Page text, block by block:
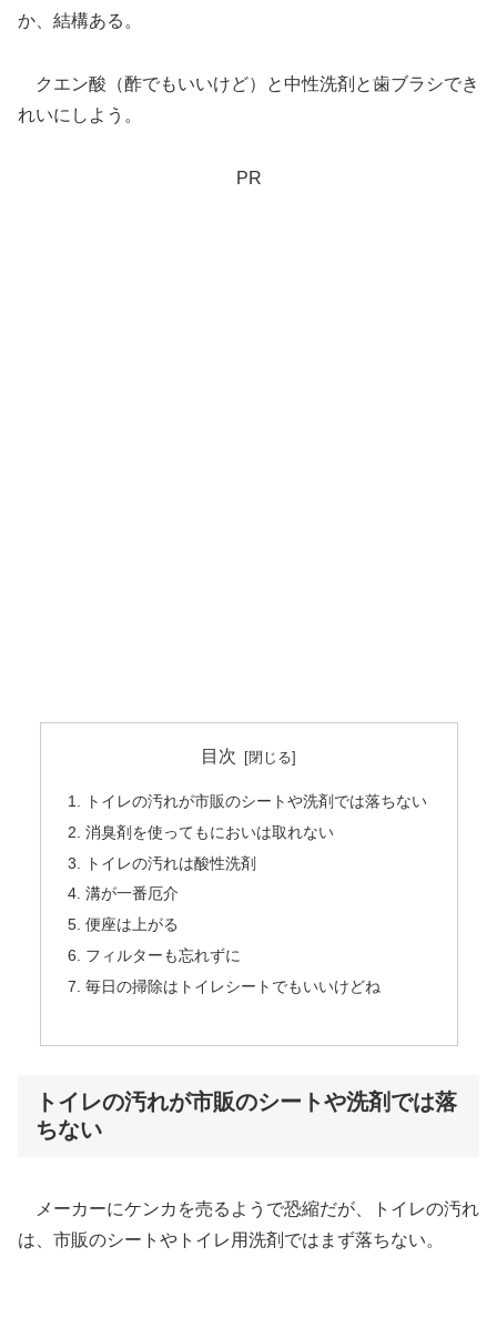
か、結構ある。
クエン酸（酢でもいいけど）と中性洗剤と歯ブラシでき
れいにしよう。
PR
目次
トイレの汚れが市販のシートや洗剤では落ちない
消臭剤を使ってもにおいは取れない
トイレの汚れは酸性洗剤
溝が一番厄介
便座は上がる
フィルターも忘れずに
毎日の掃除はトイレシートでもいいけどね
トイレの汚れが市販のシートや洗剤では落
ちない
メーカーにケンカを売るようで恐縮だが、トイレの汚れ
は、市販のシートやトイレ用洗剤ではまず落ちない。